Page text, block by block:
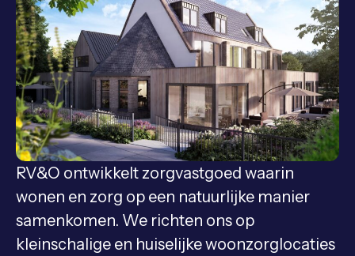
RV&O ontwikkelt zorgvastgoed waarin
wonen en zorg op een natuurlijke manier
samenkomen. We richten ons op
kleinschalige en huiselijke woonzorglocaties